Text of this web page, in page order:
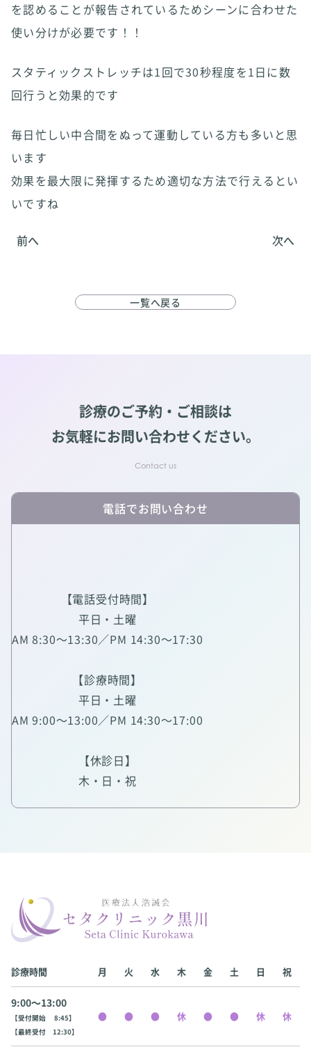
を認めることが報告されているためシーンに合わせた
使い分けが必要です！！
スタティックストレッチは1回で30秒程度を1日に数
回行うと効果的です
毎日忙しい中合間をぬって運動している方も多いと思
います
効果を最大限に発揮するため適切な方法で行えるとい
いですね
前へ 次へ
一覧へ戻る
診療のご予約・ご相談は
お気軽にお問い合わせください。
電話でお問い合わせ
【電話受付時間】
平日・土曜
AM 8:30～13:30／PM 14:30～17:30
【診療時間】
平日・土曜
AM 9:00～13:00／PM 14:30～17:00
【休診日】
木・日・祝
診療時間 月 火 水 木 金 土 日 祝
9:00〜13:00
【受付開始 8:45】
【最終受付 12:30】